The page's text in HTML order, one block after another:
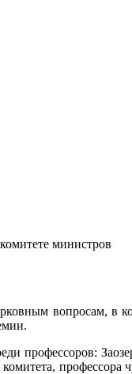
министров
вопросам, в
профессоров:
профессора